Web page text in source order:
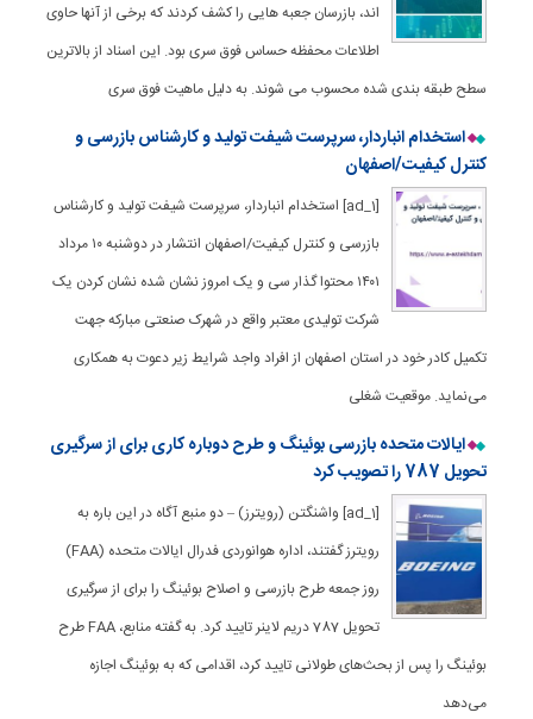
اند، بازرسان جعبه هایی را کشف کردند که برخی از آنها حاوی
اطلاعات محفظه حساس فوق سری بود. این اسناد از بالاترین
سطح طبقه بندی شده محسوب می شوند. به دلیل ماهیت فوق سری
استخدام انباردار، سرپرست شیفت تولید و کارشناس بازرسی و
کنترل کیفیت/اصفهان
[ad_1] استخدام انباردار، سرپرست شیفت تولید و کارشناس
بازرسی و کنترل کیفیت/اصفهان انتشار در دوشنبه ۱۰ مرداد
۱۴۰۱ محتوا گذار سی و یک امروز نشان شده نشان کردن یک
شرکت تولیدی معتبر واقع در شهرک صنعتی مبارکه جهت
تکمیل کادر خود در استان‌ اصفهان از افراد واجد شرایط زیر دعوت به همکاری
می‌نماید. موقعیت شغلی
ایالات متحده بازرسی بوئینگ و طرح دوباره کاری برای از سرگیری
تحویل 787 را تصویب کرد
[ad_1] واشنگتن (رویترز) – دو منبع آگاه در این باره به
رویترز گفتند، اداره هوانوردی فدرال ایالات متحده (FAA)
روز جمعه طرح بازرسی و اصلاح بوئینگ را برای از سرگیری
تحویل 787 دریم لاینر تایید کرد. به گفته منابع، FAA طرح
بوئینگ را پس از بحث‌های طولانی تایید کرد، اقدامی که به بوئینگ اجازه
می‌دهد